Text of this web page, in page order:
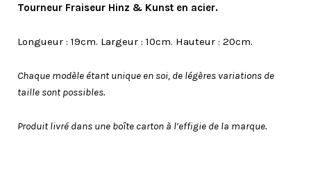
Tourneur Fraiseur Hinz & Kunst en acier.
Longueur : 19cm. Largeur : 10cm. Hauteur : 20cm.
Chaque modèle étant unique en soi, de légères variations de
taille sont possibles.
Produit livré dans une boîte carton à l’effigie de la marque.